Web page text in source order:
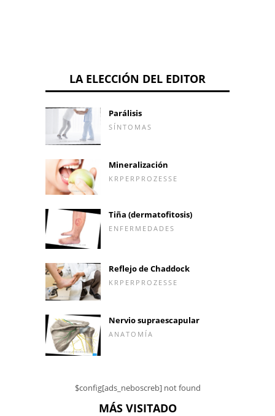
LA ELECCIÓN DEL EDITOR
Parálisis
SÍNTOMAS
Mineralización
KRPERPROZESSE
Tiña (dermatofitosis)
ENFERMEDADES
Reflejo de Chaddock
KRPERPROZESSE
Nervio supraescapular
ANATOMÍA
$config[ads_neboscreb] not found
MÁS VISITADO